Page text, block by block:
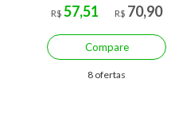
R$57,51
R$ 70,90
Compare
8 ofertas